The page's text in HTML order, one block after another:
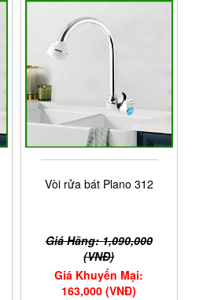
Vòi rửa bát Plano 312
Giá Hãng: 1,090,000
(VNĐ)
Giá Khuyến Mại:
163,000 (VNĐ)